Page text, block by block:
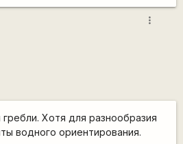
more_vert
Хотя для разнообразия
водного ориентирования.